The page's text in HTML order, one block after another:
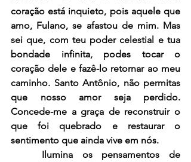
coração está inquieto, pois aquele que
amo, Fulano, se afastou de mim. Mas
sei que, com teu poder celestial e tua
bondade infinita, podes tocar o
coração dele e fazê-lo retornar ao meu
caminho. Santo Antônio, não permitas
que nosso amor seja perdido.
Concede-me a graça de reconstruir o
que foi quebrado e restaurar o
sentimento que ainda vive em nós.